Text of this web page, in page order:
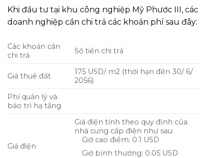
Khi đầu tư tại khu công nghiệp Mỹ Phước III, các
doanh nghiệp cần chi trả các khoản phí sau đây:
Các khoản cần
chi trả
Số tiền chi trả
Giá thuê đất
175 USD/ m2 (thời hạn đến 30/ 6/
2056)
Phí quản lý và
bảo trì hạ tầng
Giá điện
Giá điện tính theo quy định của
nhà cung cấp điện như sau:
Giờ cao điểm: 0.1 USD
Giờ bình thường: 0.05 USD